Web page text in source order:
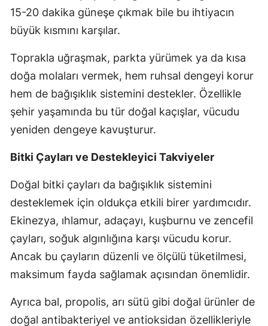
15-20 dakika güneşe çıkmak bile bu ihtiyacın
büyük kısmını karşılar.
Toprakla uğraşmak, parkta yürümek ya da kısa
doğa molaları vermek, hem ruhsal dengeyi korur
hem de bağışıklık sistemini destekler. Özellikle
şehir yaşamında bu tür doğal kaçışlar, vücudu
yeniden dengeye kavuşturur.
Bitki Çayları ve Destekleyici Takviyeler
Doğal bitki çayları da bağışıklık sistemini
desteklemek için oldukça etkili birer yardımcıdır.
Ekinezya, ıhlamur, adaçayı, kuşburnu ve zencefil
çayları, soğuk algınlığına karşı vücudu korur.
Ancak bu çayların düzenli ve ölçülü tüketilmesi,
maksimum fayda sağlamak açısından önemlidir.
Ayrıca bal, propolis, arı sütü gibi doğal ürünler de
doğal antibakteriyel ve antioksidan özellikleriyle